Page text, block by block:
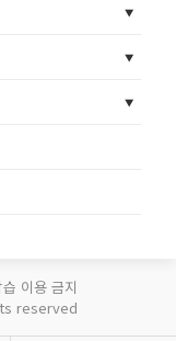
이용 금지
reserved